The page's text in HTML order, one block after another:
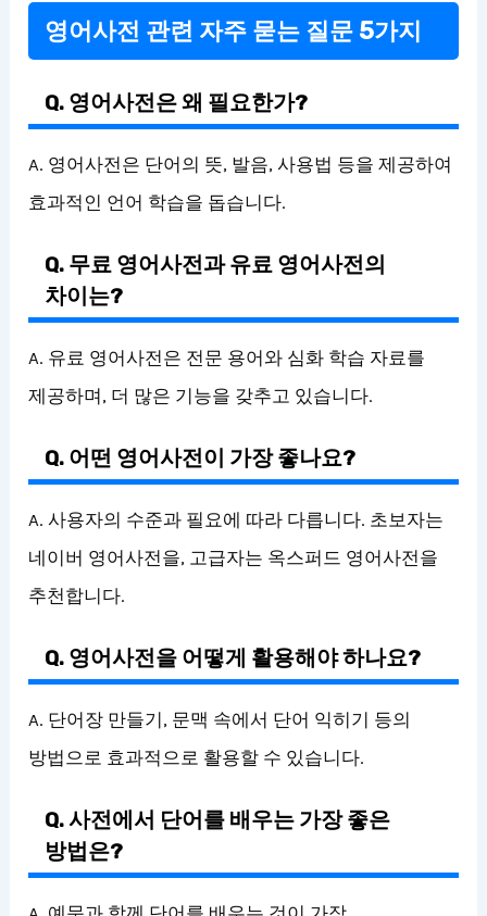
영어사전 관련 자주 묻는 질문 5가지
Q. 영어사전은 왜 필요한가?
A. 영어사전은 단어의 뜻, 발음, 사용법 등을 제공하여
효과적인 언어 학습을 돕습니다.
Q. 무료 영어사전과 유료 영어사전의
차이는?
A. 유료 영어사전은 전문 용어와 심화 학습 자료를
제공하며, 더 많은 기능을 갖추고 있습니다.
Q. 어떤 영어사전이 가장 좋나요?
A. 사용자의 수준과 필요에 따라 다릅니다. 초보자는
네이버 영어사전을, 고급자는 옥스퍼드 영어사전을
추천합니다.
Q. 영어사전을 어떻게 활용해야 하나요?
A. 단어장 만들기, 문맥 속에서 단어 익히기 등의
방법으로 효과적으로 활용할 수 있습니다.
Q. 사전에서 단어를 배우는 가장 좋은
방법은?